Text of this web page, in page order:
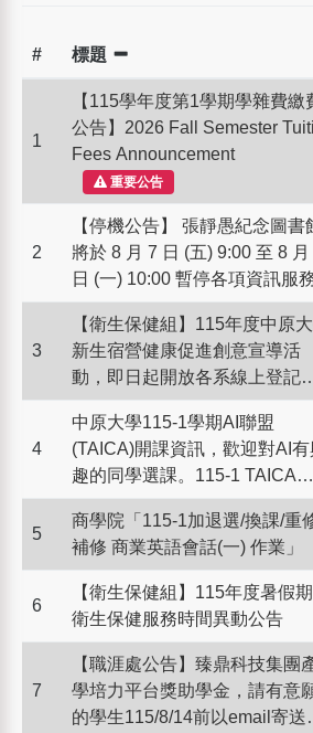
# 標題
1
【115學年度第1學期學雜費繳
公告】2026 Fall Semester
Fees Announcement
重要公告
2
【停機公告】 張靜愚紀念圖書
將於 8 月 7 日 (五) 9:00 至 8
日 (一) 10:00 暫停各項資訊服
3
【衛生保健組】115年度中原
新生宿營健康促進創意宣導活
動，即日起開放各系線上登記
有機會可獲最高1500元補助金
名額有限額滿為止。
4
中原大學115-1學期AI聯盟
(TAICA)開課資訊，歡迎對AI有
趣的同學選課。115-1 TAICA
Course Information
5
商學院「115-1加退選/換課/重
補修 商業英語會話(一) 作業」
6
【衛生保健組】115年度暑假
衛生保健服務時間異動公告
7
【職涯處公告】臻鼎科技集團
學培力平台獎助學金，請有意
的學生115/8/14前以email寄送